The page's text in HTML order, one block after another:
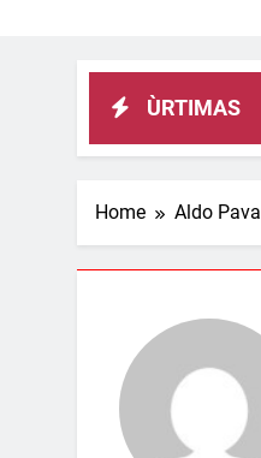
ÙRTIMAS
Home Aldo